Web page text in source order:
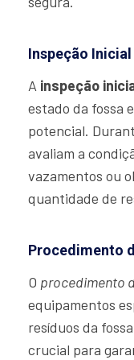
Inspeção
A inspeção
estado da fossa
potencial.
avaliam a
vazamentos ou
quantidade de
Procedimento
O procedimento
equipamentos
resíduos da
crucial para